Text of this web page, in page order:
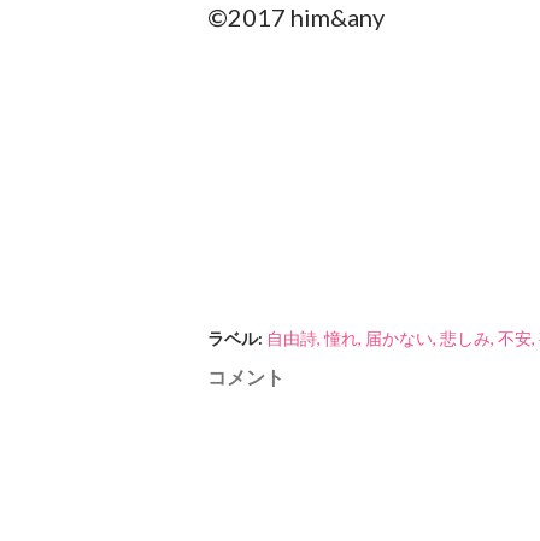
©︎2017 him&any
ラベル: 自由詩 憧れ 届かない 悲しみ 不安
コメント